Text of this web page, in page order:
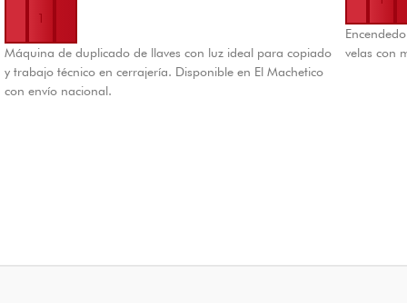
Máquina de duplicado de llaves con luz ideal para copiado
y trabajo técnico en cerrajería. Disponible en El Machetico
con envío nacional.
velas con